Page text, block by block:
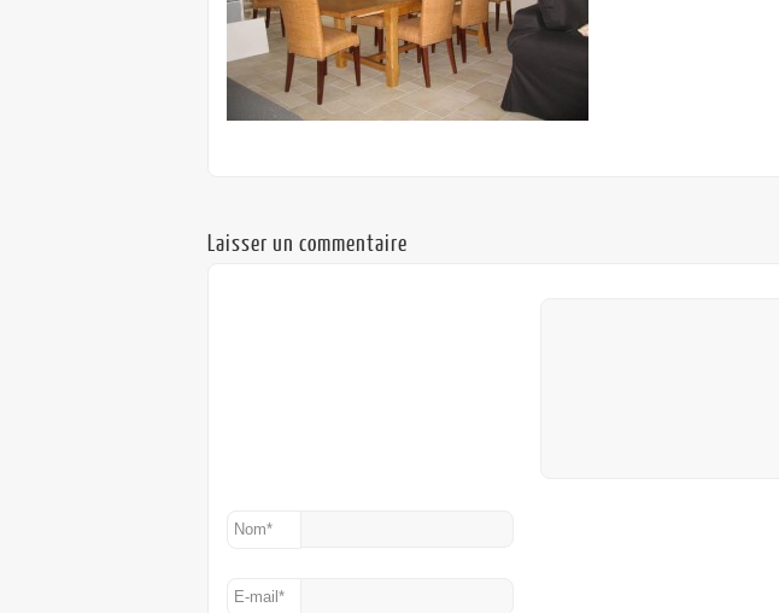
Laisser un commentaire
Nom*
E-mail *